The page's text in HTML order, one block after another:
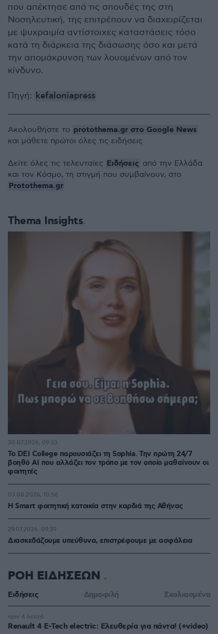
που απέκτησε από τις σπουδές της στη
Νοσηλευτική, της επιτρέπουν να διαχειρίζεται
με ψυχραιμία αντίστοιχες καταστάσεις τόσο
κατά τη διάρκεια της διάσωσης όσο και μετά
την απομάκρυνση των λουομένων από τον
κίνδυνο.
Πηγή: kefaloniapress
Thema Insights
Το DEI College παρουσιάζει τη Sophia. Την πρώτη 24/7
βοηθό AI που αλλάζει τον τρόπο με τον οποίο μαθαίνουν οι
φοιτητές
30.07.2026, 09:33
Η Smart φοιτητική κατοικία στην καρδιά της Αθήνας
03.08.2026, 10:56
Διασκεδάζουμε υπεύθυνα, επιστρέφουμε με ασφάλεια
29.07.2026, 09:39
Ακολουθήστε το protothema.gr στο Google News
και μάθετε πρώτοι όλες τις ειδήσεις
Δείτε όλες τις τελευταίες Ειδήσεις από την Ελλάδα
και τον Κόσμο, τη στιγμή που συμβαίνουν, στο
Protothema.gr
ΡΟΗ ΕΙΔΗΣΕΩΝ
Ειδήσεις Δημοφιλή Σχολιασμένα
Renault 4 E-Tech electric: Ελευθερία για πάντα! (+video)
πριν 4 λεπτά